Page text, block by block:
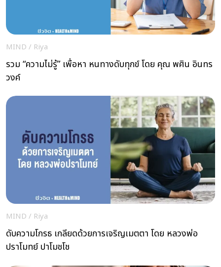
MIND / Riya
รวม “ความไม่รู้” เพื่อหา หนทางดับทุกข์ โดย คุณ พศิน อินทร
วงค์
MIND / Riya
ดับความโกรธ เกลียดด้วยการเจริญเมตตา โดย หลวงพ่อ
ปราโมทย์ ปาโมชโช